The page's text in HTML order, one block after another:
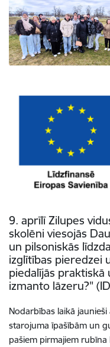
9. aprīlī Zilupes
skolēni viesojās
un pilsoniskās
izglītības pieredzei
piedalījās praktiskā
izmanto lāzeru?"
Nodarbības laikā
starojuma īpašībām un
pašiem pirmajiem